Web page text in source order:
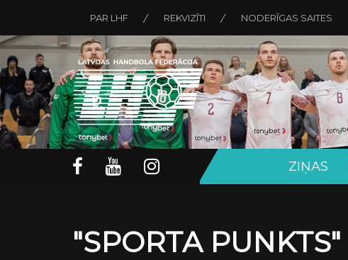
PAR LHF REKVIZĪTI NODERĪGAS SAITES
ZIŅAS
"SPORTA